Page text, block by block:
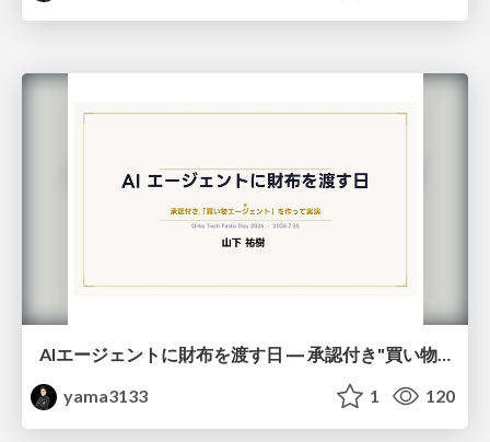
yama3133
1 120